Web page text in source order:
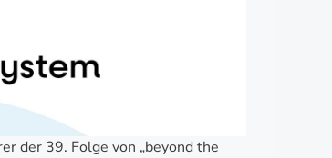
der 39. Folge von „beyond the